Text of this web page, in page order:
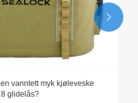
